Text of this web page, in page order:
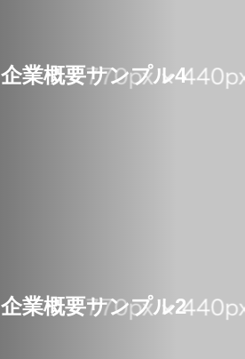
企業概要サンプル4
企業概要サンプル2